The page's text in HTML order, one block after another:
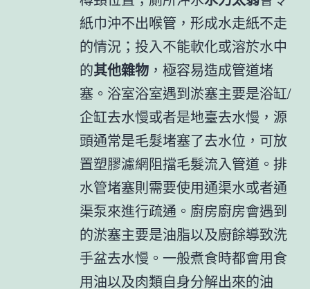
紙巾沖不出喉管，形成水走紙不走
的情況；投入不能軟化或溶於水中
的其他雜物 ，極容易造成管道堵
塞。浴室浴室遇到淤塞主要是浴缸/
企缸去水慢或者是地臺去水慢，源
頭通常是毛髮堵塞了去水位，可放
置塑膠濾網阻擋毛髮流入管道。排
水管堵塞則需要使用通渠水或者通
渠泵來進行疏通。廚房廚房會遇到
的淤塞主要是油脂以及廚餘導致洗
手盆去水慢。一般煮食時都會用食
用油以及肉類自身分解出來的油